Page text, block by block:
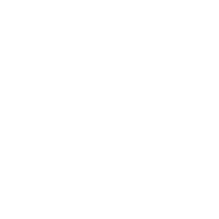
en este momento.)
no está disponible en este